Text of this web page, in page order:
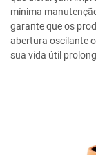
mínima
garante que os
abertura oscilante
sua vida útil